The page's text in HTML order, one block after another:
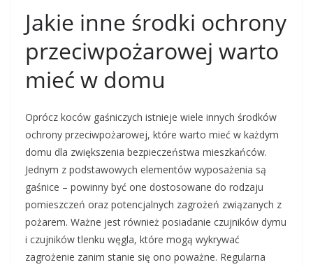
Jakie inne środki ochrony
przeciwpożarowej warto
mieć w domu
Oprócz koców gaśniczych istnieje wiele innych środków
ochrony przeciwpożarowej, które warto mieć w każdym
domu dla zwiększenia bezpieczeństwa mieszkańców.
Jednym z podstawowych elementów wyposażenia są
gaśnice – powinny być one dostosowane do rodzaju
pomieszczeń oraz potencjalnych zagrożeń związanych z
pożarem. Ważne jest również posiadanie czujników dymu
i czujników tlenku węgla, które mogą wykrywać
zagrożenie zanim stanie się ono poważne. Regularna